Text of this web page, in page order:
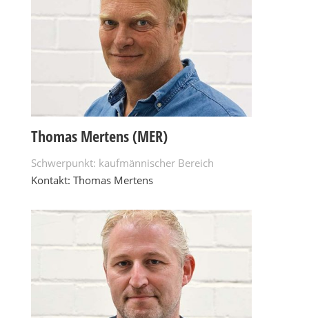
Thomas Mertens (MER)
Schwerpunkt: kaufmännischer Bereich
Kontakt: Thomas Mertens